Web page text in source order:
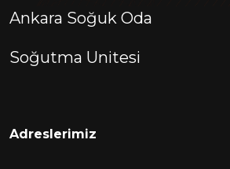
Ankara Soğuk Oda
Soğutma Unitesi
Adreslerimiz